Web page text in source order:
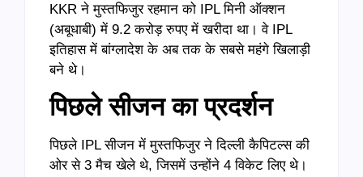
KKR ने मुस्तफिजुर रहमान को IPL मिनी ऑक्शन
(अबूधाबी) में 9.2 करोड़ रुपए में खरीदा था। वे IPL
इतिहास में बांग्लादेश के अब तक के सबसे महंगे खिलाड़ी
बने थे।
पिछले सीजन का प्रदर्शन
पिछले IPL सीजन में मुस्तफिजुर ने दिल्ली कैपिटल्स की
ओर से 3 मैच खेले थे, जिसमें उन्होंने 4 विकेट लिए थे।